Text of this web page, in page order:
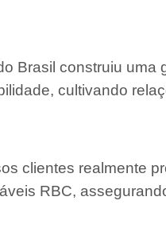
Brasil construiu
cultivando
clientes realmente
RBC,